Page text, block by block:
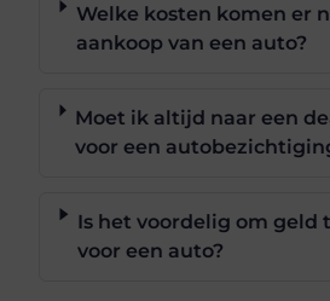
Welke kosten komen er
aankoop van een auto?
Moet ik altijd naar een
voor een
Is het voordelig om geld
voor een auto?